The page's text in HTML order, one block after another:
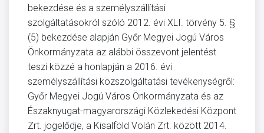
bekezdése és a személyszállítási
szolgáltatásokról szóló 2012. évi XLI. törvény 5. §
(5) bekezdése alapján Győr Megyei Jogú Város
Önkormányzata az alábbi összevont jelentést
teszi közzé a honlapján a 2016. évi
személyszállítási közszolgáltatási tevékenységről:
Győr Megyei Jogú Város Önkormányzata és az
Északnyugat-magyarországi Közlekedési Központ
Zrt. jogelődje, a Kisalföld Volán Zrt. között 2014.